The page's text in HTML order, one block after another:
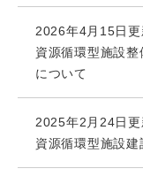
2026年4月15日更
資源循環型施設
について
2025年2月24日更
資源循環型施設建